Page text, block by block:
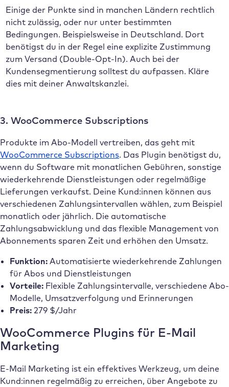
Einige der Punkte sind in manchen Ländern rechtlich
nicht zulässig, oder nur unter bestimmten
Bedingungen. Beispielsweise in Deutschland. Dort
benötigst du in der Regel eine explizite Zustimmung
zum Versand (Double-Opt-In). Auch bei der
Kundensegmentierung solltest du aufpassen. Kläre
dies mit deiner Anwaltskanzlei.
3. WooCommerce Subscriptions
Produkte im Abo-Modell vertreiben, das geht mit
WooCommerce Subscriptions. Das Plugin benötigst du,
wenn du Software mit monatlichen Gebühren, sonstige
wiederkehrende Dienstleistungen oder regelmäßige
Lieferungen verkaufst. Deine Kund:innen können aus
verschiedenen Zahlungsintervallen wählen, zum Beispiel
monatlich oder jährlich. Die automatische
Zahlungsabwicklung und das flexible Management von
Abonnements sparen Zeit und erhöhen den Umsatz.
Funktion:Automatisierte wiederkehrende Zahlungen
für Abos und Dienstleistungen
Vorteile: Flexible Zahlungsintervalle, verschiedene Abo-
Modelle, Umsatzverfolgung und Erinnerungen
Preis: 279 $/Jahr
WooCommerce Plugins für E-Mail
Marketing
E-Mail Marketing ist ein effektives Werkzeug, um deine
Kund:innen regelmäßig zu erreichen, über Angebote zu